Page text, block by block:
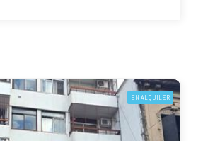
EN ALQUILER